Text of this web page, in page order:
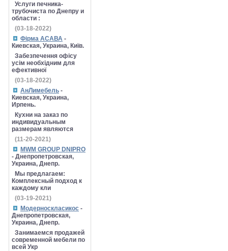
Услуги печника-
трубочиста по Днепру и
области :
(03-18-2022)
Фірма АСАВА -
Киевская, Украина, Київ.
Забезпечення офісу
усім необхідним для
ефективної
(03-18-2022)
АнЛимебель -
Киевская, Украина,
Ирпень.
Кухни на заказ по
индивидуальным
размерам являются
(11-20-2021)
MWM GROUP DNIPRO
- Днепропетровская,
Украина, Днепр.
Мы предлагаем:
Комплексный подход к
каждому кли
(03-19-2021)
Модерноскласикос -
Днепропетровская,
Украина, Днепр.
Занимаемся продажей
современной мебели по
всей Укр